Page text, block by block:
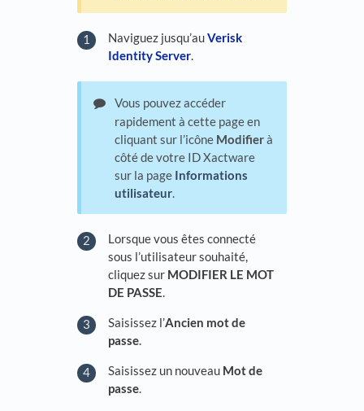
Naviguez jusqu’auVerisk
Identity Server.
Vous pouvez accéder
rapidement à cette page en
cliquant sur l’icône Modifierà
côté de votre ID Xactware
sur la page Informations
utilisateur.
Lorsque vous êtes connecté
sous l’utilisateur souhaité,
cliquez sur MODIFIER LE MOT
DE PASSE.
Saisissez l’Ancien mot de
passe.
Saisissez un nouveau Mot de
passe.